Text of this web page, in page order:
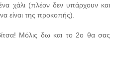
χάλι (πλέον δεν υπάρχουν και
είναι της προκοπής).
Μόλις δω και το 2ο θα σας